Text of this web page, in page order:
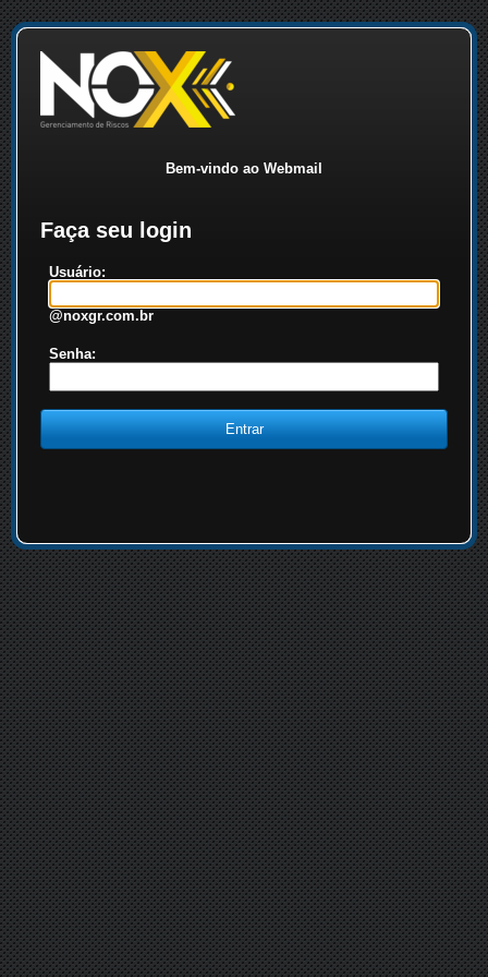
Bem-vindo ao Webmail
Faça seu login
Usuário:
@noxgr.com.br
Senha: